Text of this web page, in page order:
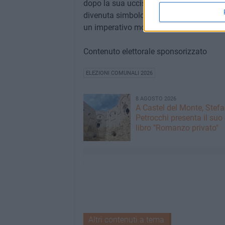
dopo la sua uccisione ai piedi di Castel
divenuta simbolo di innocenza violata.
un imperativo morale» ha concluso la
Contenuto elettorale sponsorizzato
ELEZIONI COMUNALI 2026
8 AGOSTO 2026
A Castel del Monte,
Petrocchi presenta il
libro "Romanzo privato"
Altri contenuti a tema